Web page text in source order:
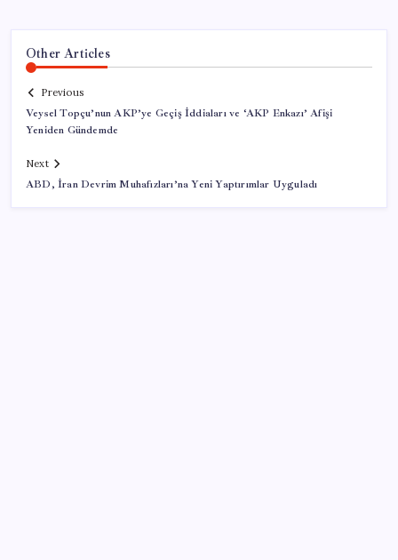
Other Articles
Previous
Veysel Topçu’nun AKP’ye Geçiş İddiaları ve ‘AKP Enkazı’ Afişi
Yeniden Gündemde
Next
ABD, İran Devrim Muhafızları’na Yeni Yaptırımlar Uyguladı